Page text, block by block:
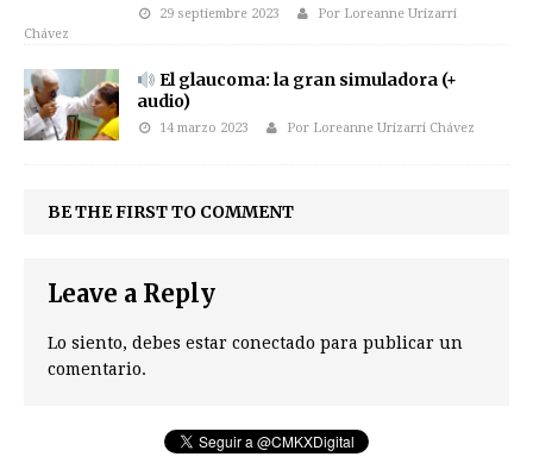
29 septiembre 2023
Por Loreanne Urizarri
Chávez
El glaucoma: la gran simuladora (+
audio)
14 marzo 2023 Por Loreanne Urizarri Chávez
BE THE FIRST TO COMMENT
Leave a Reply
Lo siento, debes estar conectado para publicar un
comentario.